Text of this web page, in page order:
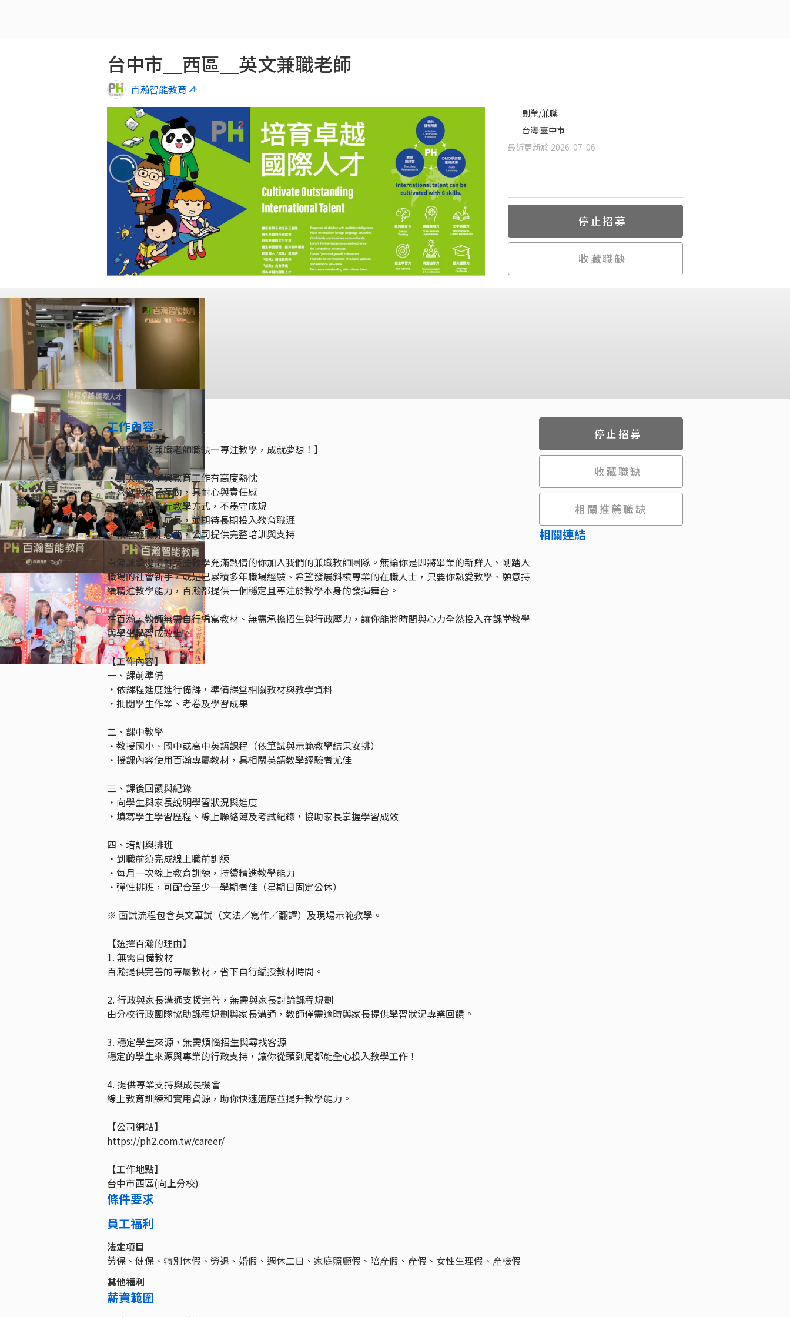
台中市＿西區＿英文兼職老師
百瀚智能教育
副業/兼職
台灣 臺中市
最近更新於 2026-07-06
停止招募
收藏職缺
工作內容
【百瀚英文兼職老師職缺—專注教學，成就夢想！】
・對英語教學與教育工作有高度熱忱
・喜歡與孩子互動，具耐心與責任感
・願意嘗試多元教學方式，不墨守成規
・樂於學習、成長，並期待長期投入教育職涯
・教學經驗非必要，公司提供完整培訓與支持
百瀚誠摯邀請對英語教學充滿熱情的你加入我們的兼職教師團隊。無論你是即將畢業的新鮮人、剛踏入
職場的社會新手，或是已累積多年職場經驗、希望發展斜槓專業的在職人士，只要你熱愛教學、願意持
續精進教學能力，百瀚都提供一個穩定且專注於教學本身的發揮舞台。
在百瀚，教師無需自行編寫教材、無需承擔招生與行政壓力，讓你能將時間與心力全然投入在課堂教學
與學生學習成效上。
【工作內容】
一、課前準備
・依課程進度進行備課，準備課堂相關教材與教學資料
・批閱學生作業、考卷及學習成果
二、課中教學
・教授國小、國中或高中英語課程（依筆試與示範教學結果安排）
・授課內容使用百瀚專屬教材，具相關英語教學經驗者尤佳
三、課後回饋與紀錄
・向學生與家長說明學習狀況與進度
・填寫學生學習歷程、線上聯絡簿及考試紀錄，協助家長掌握學習成效
四、培訓與排班
・到職前須完成線上職前訓練
・每月一次線上教育訓練，持續精進教學能力
・彈性排班，可配合至少一學期者佳（星期日固定公休）
※ 面試流程包含英文筆試（文法／寫作／翻譯）及現場示範教學。
【選擇百瀚的理由】
1. 無需自備教材
百瀚提供完善的專屬教材，省下自行編授教材時間。
2. 行政與家長溝通支援完善，無需與家長討論課程規劃
由分校行政團隊協助課程規劃與家長溝通，教師僅需適時與家長提供學習狀況專業回饋。
3. 穩定學生來源，無需煩惱招生與尋找客源
穩定的學生來源與專業的行政支持，讓你從頭到尾都能全心投入教學工作！
4. 提供專業支持與成長機會
線上教育訓練和實用資源，助你快速適應並提升教學能力。
【公司網站】
https://ph2.com.tw/career/
【工作地點】
台中市西區(向上分校)
條件要求
員工福利
法定項目
勞保、健保、特別休假、勞退、婚假、週休二日、家庭照顧假、陪產假、產假、女性生理假、產檢假
其他福利
薪資範圍
停止招募
收藏職缺
相關推薦職缺
相關連結